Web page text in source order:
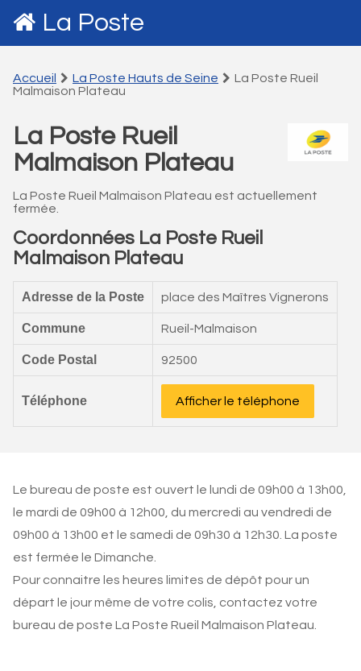
La Poste
Accueil La Poste Hauts de Seine
La Poste Rueil
Malmaison Plateau
La Poste Rueil
Malmaison Plateau
La Poste Rueil Malmaison Plateau est actuellement
fermée.
Coordonnées La Poste Rueil
Malmaison Plateau
Adresse de la Poste place des Maîtres Vignerons
Commune Rueil-Malmaison
Code Postal 92500
Téléphone Afficher le téléphone
Le bureau de poste est ouvert le lundi de 09h00 à 13h00,
le mardi de 09h00 à 12h00, du mercredi au vendredi de
09h00 à 13h00 et le samedi de 09h30 à 12h30. La poste
est fermée le Dimanche.
Pour connaitre les heures limites de dépôt pour un
départ le jour même de votre colis, contactez votre
bureau de poste La Poste Rueil Malmaison Plateau.